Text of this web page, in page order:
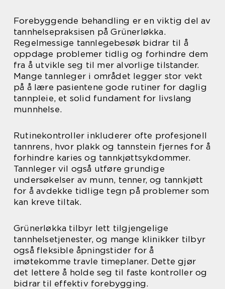
Forebyggende behandling er en viktig del av
tannhelsepraksisen på Grünerløkka.
Regelmessige tannlegebesøk bidrar til å
oppdage problemer tidlig og forhindre dem
fra å utvikle seg til mer alvorlige tilstander.
Mange tannleger i området legger stor vekt
på å lære pasientene gode rutiner for daglig
tannpleie, et solid fundament for livslang
munnhelse.
Rutinekontroller inkluderer ofte profesjonell
tannrens, hvor plakk og tannstein fjernes for å
forhindre karies og tannkjøttsykdommer.
Tannleger vil også utføre grundige
undersøkelser av munn, tenner, og tannkjøtt
for å avdekke tidlige tegn på problemer som
kan kreve tiltak.
Grünerløkka tilbyr lett tilgjengelige
tannhelsetjenester, og mange klinikker tilbyr
også fleksible åpningstider for å
imøtekomme travle timeplaner. Dette gjør
det lettere å holde seg til faste kontroller og
bidrar til effektiv forebygging.